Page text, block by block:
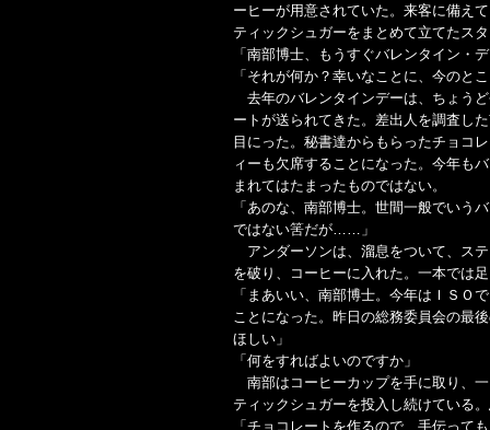
ーヒーが用意されていた。来客に備え
ティックシュガーをまとめて立てたス
「南部博士、もうすぐバレンタイン
「それが何か？幸いなことに、今のと
去年のバレンタインデーは、ちょう
ートが送られてきた。差出人を調査し
目にった。秘書達からもらったチョコ
ィーも欠席することになった。今年も
まれてはたまったものではない。
「あのな、南部博士。世間一般でいう
ではない筈だが……」
アンダーソンは、溜息をついて、ス
を破り、コーヒーに入れた。一本では
「まあいい、南部博士。今年はＩＳＯ
ことになった。昨日の総務委員会の最
ほしい」
「何をすればよいのですか」
南部はコーヒーカップを手に取り、
ティックシュガーを投入し続けている
「チョコレートを作るので、手伝って